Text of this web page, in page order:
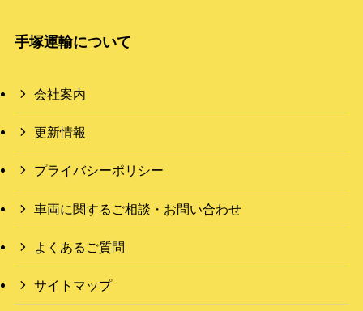
手塚運輸について
会社案内
更新情報
プライバシーポリシー
車両に関するご相談・お問い合わせ
よくあるご質問
サイトマップ